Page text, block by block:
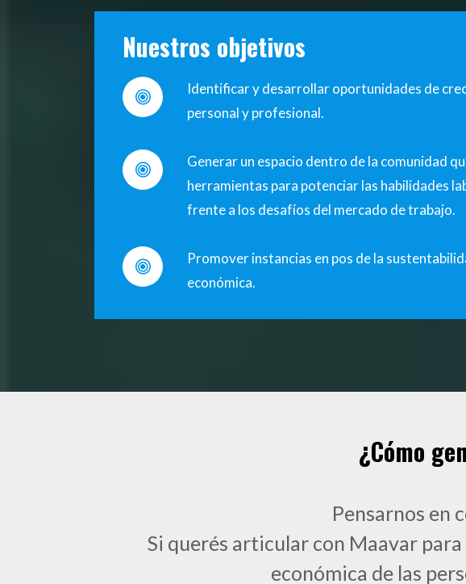
Nuestros objetivos
Identificar y desarrollar oportunidades de
personal y profesional.
Generar un espacio dentro de la comunidad
herramientas para potenciar las habilidades
frente a los desafíos del mercado de trabajo.
Promover instancias en pos de la
económica.
¿Cómo
Pensarnos en
Si querés articular con Maavar
económica de las